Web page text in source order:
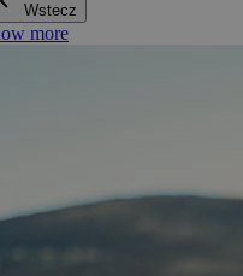
Wstecz
more